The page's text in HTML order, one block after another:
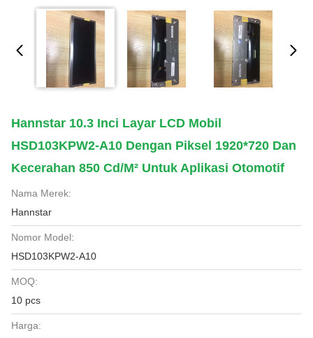
Hannstar 10.3 Inci Layar LCD Mobil
HSD103KPW2-A10 Dengan Piksel 1920*720 Dan
Kecerahan 850 Cd/m² Untuk Aplikasi Otomotif
Nama Merek:
Hannstar
Nomor Model:
HSD103KPW2-A10
MOQ:
10 pcs
Harga: